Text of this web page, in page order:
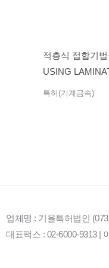
적층식 접합기
USING
특허(기계금속)
업체명 : 기율특허법인
대표팩스 : 02-6000-9313 |